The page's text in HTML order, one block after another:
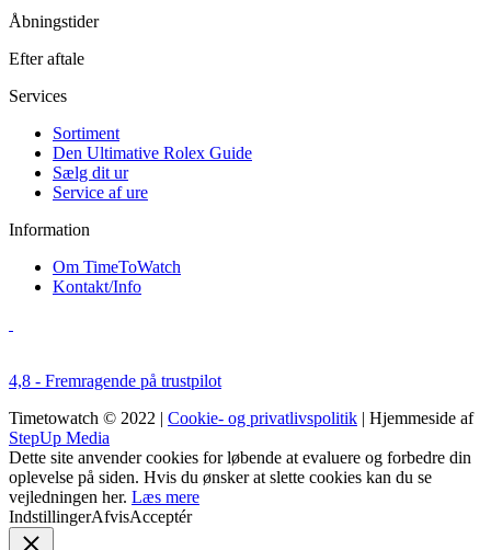
Åbningstider
Efter aftale
Services
Sortiment
Den Ultimative Rolex Guide
Sælg dit ur
Service af ure
Information
Om TimeToWatch
Kontakt/Info
4,8 - Fremragende på trustpilot
Timetowatch © 2022 | Cookie- og privatlivspolitik | Hjemmeside af
StepUp Media
Dette site anvender cookies for løbende at evaluere og forbedre din
oplevelse på siden. Hvis du ønsker at slette cookies kan du se
vejledningen her. Læs mere
IndstillingerAfvisAcceptér